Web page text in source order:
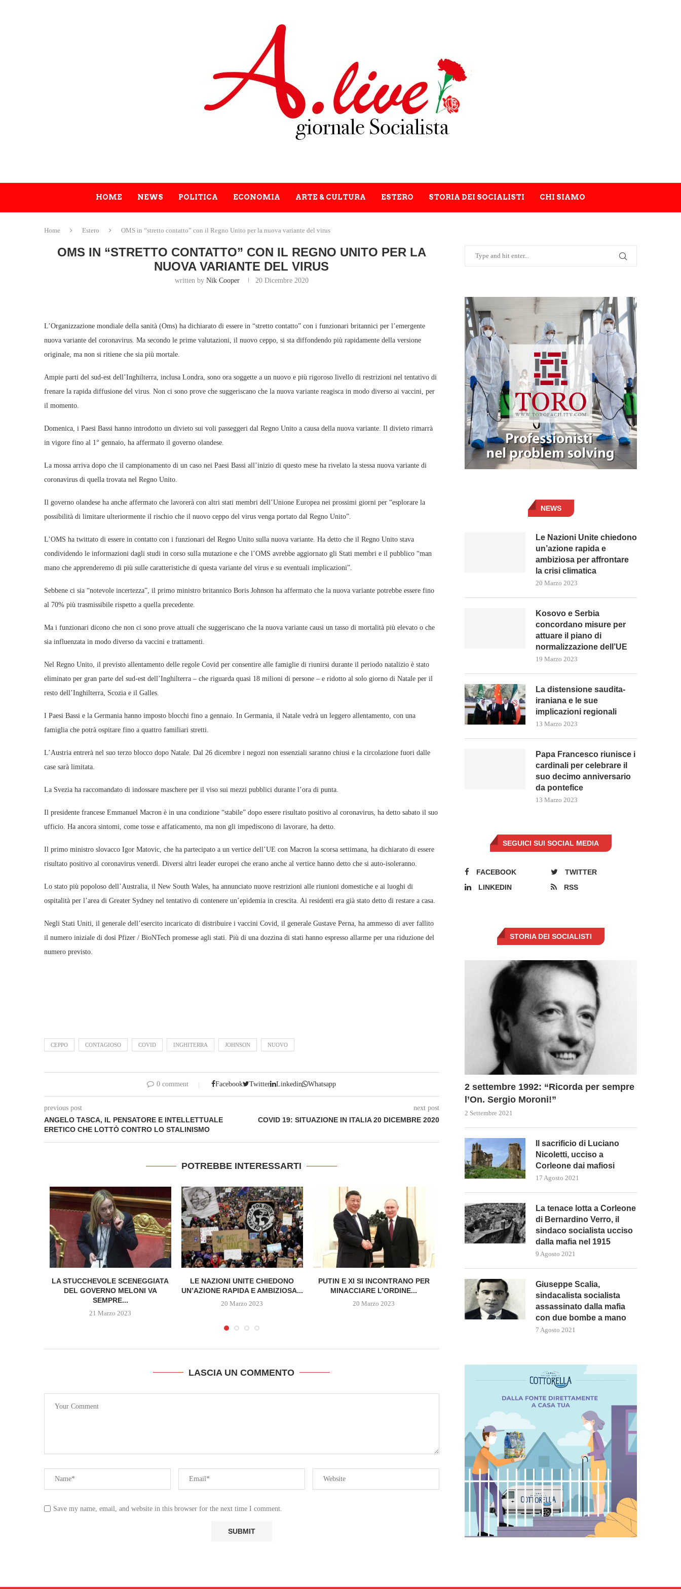
HOME NEWS POLITICA ECONOMIA ARTE & CULTURA ESTERO STORIA DEI SOCIALISTI CHI SIAMO
Home Estero OMS in “stretto contatto” con il Regno Unito per la nuova variante del virus
OMS IN “STRETTO CONTATTO” CON IL REGNO UNITO PER LA
NUOVA VARIANTE DEL VIRUS
written by Nik Cooper 20 Dicembre 2020
L’Organizzazione mondiale della sanità (Oms) ha dichiarato di essere in “stretto contatto” con i funzionari britannici per l’emergente
nuova variante del coronavirus. Ma secondo le prime valutazioni, il nuovo ceppo, si sta diffondendo più rapidamente della versione
originale, ma non si ritiene che sia più mortale.
Ampie parti del sud-est dell’Inghilterra, inclusa Londra, sono ora soggette a un nuovo e più rigoroso livello di restrizioni nel tentativo di
frenare la rapida diffusione del virus. Non ci sono prove che suggeriscano che la nuova variante reagisca in modo diverso ai vaccini, per
il momento.
Domenica, i Paesi Bassi hanno introdotto un divieto sui voli passeggeri dal Regno Unito a causa della nuova variante. Il divieto rimarrà
in vigore fino al 1° gennaio, ha affermato il governo olandese.
La mossa arriva dopo che il campionamento di un caso nei Paesi Bassi all’inizio di questo mese ha rivelato la stessa nuova variante di
coronavirus di quella trovata nel Regno Unito.
Il governo olandese ha anche affermato che lavorerà con altri stati membri dell’Unione Europea nei prossimi giorni per “esplorare la
possibilità di limitare ulteriormente il rischio che il nuovo ceppo del virus venga portato dal Regno Unito”.
L’OMS ha twittato di essere in contatto con i funzionari del Regno Unito sulla nuova variante. Ha detto che il Regno Unito stava
condividendo le informazioni dagli studi in corso sulla mutazione e che l’OMS avrebbe aggiornato gli Stati membri e il pubblico “man
mano che apprenderemo di più sulle caratteristiche di questa variante del virus e su eventuali implicazioni”.
Sebbene ci sia “notevole incertezza”, il primo ministro britannico Boris Johnson ha affermato che la nuova variante potrebbe essere fino
al 70% più trasmissibile rispetto a quella precedente.
Ma i funzionari dicono che non ci sono prove attuali che suggeriscano che la nuova variante causi un tasso di mortalità più elevato o che
sia influenzata in modo diverso da vaccini e trattamenti.
Nel Regno Unito, il previsto allentamento delle regole Covid per consentire alle famiglie di riunirsi durante il periodo natalizio è stato
eliminato per gran parte del sud-est dell’Inghilterra – che riguarda quasi 18 milioni di persone – e ridotto al solo giorno di Natale per il
resto dell’Inghilterra, Scozia e il Galles.
I Paesi Bassi e la Germania hanno imposto blocchi fino a gennaio. In Germania, il Natale vedrà un leggero allentamento, con una
famiglia che potrà ospitare fino a quattro familiari stretti.
L’Austria entrerà nel suo terzo blocco dopo Natale. Dal 26 dicembre i negozi non essenziali saranno chiusi e la circolazione fuori dalle
case sarà limitata.
La Svezia ha raccomandato di indossare maschere per il viso sui mezzi pubblici durante l’ora di punta.
Il presidente francese Emmanuel Macron è in una condizione “stabile” dopo essere risultato positivo al coronavirus, ha detto sabato il suo
ufficio. Ha ancora sintomi, come tosse e affaticamento, ma non gli impediscono di lavorare, ha detto.
Il primo ministro slovacco Igor Matovic, che ha partecipato a un vertice dell’UE con Macron la scorsa settimana, ha dichiarato di essere
risultato positivo al coronavirus venerdì. Diversi altri leader europei che erano anche al vertice hanno detto che si auto-isoleranno.
Lo stato più popoloso dell’Australia, il New South Wales, ha annunciato nuove restrizioni alle riunioni domestiche e ai luoghi di
ospitalità per l’area di Greater Sydney nel tentativo di contenere un’epidemia in crescita. Ai residenti era già stato detto di restare a casa.
Negli Stati Uniti, il generale dell’esercito incaricato di distribuire i vaccini Covid, il generale Gustave Perna, ha ammesso di aver fallito
il numero iniziale di dosi Pfizer / BioNTech promesse agli stati. Più di una dozzina di stati hanno espresso allarme per una riduzione del
numero previsto.
CEPPO CONTAGIOSO COVID INGHITERRA JOHNSON NUOVO
0 comment Facebook Twitter Linkedin Whatsapp
previous post
ANGELO TASCA, IL PENSATORE E INTELLETTUALE
ERETICO CHE LOTTÒ CONTRO LO STALINISMO
next post
COVID 19: SITUAZIONE IN ITALIA 20 DICEMBRE 2020
POTREBBE INTERESSARTI
LA STUCCHEVOLE SCENEGGIATA
DEL GOVERNO MELONI VA
SEMPRE...
21 Marzo 2023
LE NAZIONI UNITE CHIEDONO
UN’AZIONE RAPIDA E AMBIZIOSA...
20 Marzo 2023
PUTIN E XI SI INCONTRANO PER
MINACCIARE L’ORDINE...
20 Marzo 2023
PUTIN VISITA MARIUPOL PER LA
PRIMA VOLTA DOPO...
19 Marzo 2023
KOSOVO E SERBIA
MISURE PER ATTUARE
19 Marzo 2023
LASCIA UN COMMENTO
Save my name, email, and website in this browser for the next time I comment.
NEWS
Le Nazioni Unite chiedono
un’azione rapida e
ambiziosa per affrontare
la crisi climatica
20 Marzo 2023
Kosovo e Serbia
concordano misure per
attuare il piano di
normalizzazione dell’UE
19 Marzo 2023
La distensione saudita-
iraniana e le sue
implicazioni regionali
13 Marzo 2023
Papa Francesco riunisce i
cardinali per celebrare il
suo decimo anniversario
da pontefice
13 Marzo 2023
SEGUICI SUI SOCIAL MEDIA
FACEBOOK
TWITTER
LINKEDIN
RSS
STORIA DEI SOCIALISTI
2 settembre 1992: “Ricorda per sempre
l’On. Sergio Moroni!”
2 Settembre 2021
Il sacrificio di Luciano
Nicoletti, ucciso a
Corleone dai mafiosi
17 Agosto 2021
La tenace lotta a Corleone
di Bernardino Verro, il
sindaco socialista ucciso
dalla mafia nel 1915
9 Agosto 2021
Giuseppe Scalia,
sindacalista socialista
assassinato dalla mafia
con due bombe a mano
7 Agosto 2021